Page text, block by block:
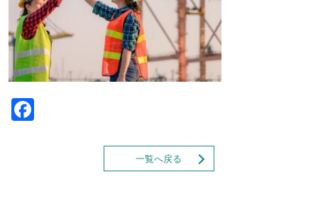
一覧へ戻る